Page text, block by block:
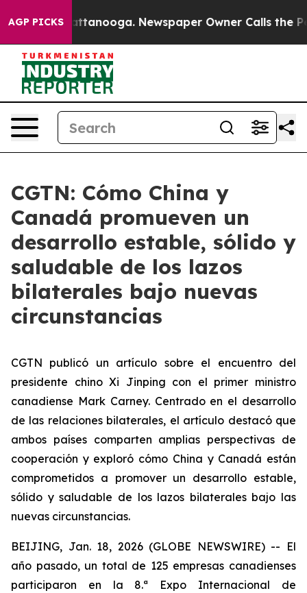
AGP PICKS
in Chattanooga. Newspaper Owner Calls the
CGTN: Cómo China y
Canadá promueven un
desarrollo estable, sólido y
saludable de los lazos
bilaterales bajo nuevas
circunstancias
CGTN publicó un artículo sobre el encuentro del
presidente chino Xi Jinping con el primer ministro
canadiense Mark Carney. Centrado en el desarrollo
de las relaciones bilaterales, el artículo destacó que
ambos países comparten amplias perspectivas de
cooperación y exploró cómo China y Canadá están
comprometidos a promover un desarrollo estable,
sólido y saludable de los lazos bilaterales bajo las
nuevas circunstancias.
BEIJING, Jan. 18, 2026 (GLOBE NEWSWIRE) -- El
año pasado, un total de 125 empresas canadienses
participaron en la 8.ª Expo Internacional de